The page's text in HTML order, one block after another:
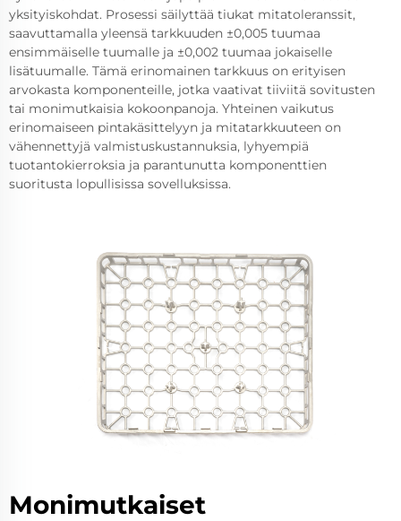
yksityiskohdat. Prosessi säilyttää tiukat mitatoleranssit,
saavuttamalla yleensä tarkkuuden ±0,005 tuumaa
ensimmäiselle tuumalle ja ±0,002 tuumaa jokaiselle
lisätuumalle. Tämä erinomainen tarkkuus on erityisen
arvokasta komponenteille, jotka vaativat tiiviitä sovitusten
tai monimutkaisia kokoonpanoja. Yhteinen vaikutus
erinomaiseen pintakäsittelyyn ja mitatarkkuuteen on
vähennettyjä valmistuskustannuksia, lyhyempiä
tuotantokierroksia ja parantunutta komponenttien
suoritusta lopullisissa sovelluksissa.
Monimutkaiset